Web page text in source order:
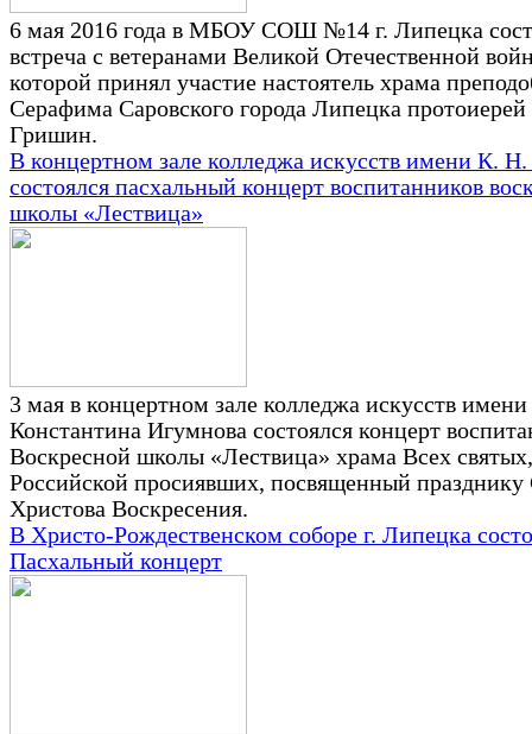
6 мая 2016 года в МБОУ СОШ №14 г. Липецка
встреча с ветеранами Великой Отечественной
которой принял участие настоятель храма
Серафима Саровского города Липецка
Гришин.
В концертном зале колледжа искусств имени К.
состоялся пасхальный концерт воспитанников
школы «Лествица»
3 мая в концертном зале колледжа искусств имени
Константина Игумнова состоялся концерт
Воскресной школы «Лествица» храма Всех
Российской просиявших, посвященный празднику
Христова Воскресения.
В Христо-Рождественском соборе г. Липецка
Пасхальный концерт